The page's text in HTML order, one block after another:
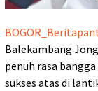
Balekambang
penuh rasa
sukses atas di